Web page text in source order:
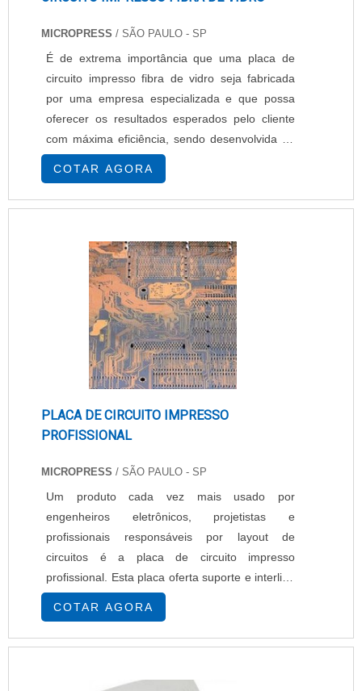
MICROPRESS / SÃO PAULO - SP
É de extrema importância que uma placa de
circuito impresso fibra de vidro seja fabricada
por uma empresa especializada e que possa
oferecer os resultados esperados pelo cliente
com máxima eficiência, sendo desenvolvida de
acordo com a necessidade específica. O uso de
um circuito impresso pode ser feito em diversas
aplicações, como em: Informática,
outros segmentos que demandem tecnologia
eletrônica. C....
COTAR AGORA
PLACA DE CIRCUITO IMPRESSO
PROFISSIONAL
MICROPRESS / SÃO PAULO - SP
Um produto cada vez mais usado por
engenheiros eletrônicos, projetistas e
profissionais responsáveis por layout de
circuitos é a placa de circuito impresso
profissional. Esta placa oferta suporte e interliga
componentes eletrônicos, por meio de trilhas
que conduzem a corrente elétrica, e está
presente em diferentes aplicações cotidianas
segurança, smartphones e muitos outros
COTAR AGORA